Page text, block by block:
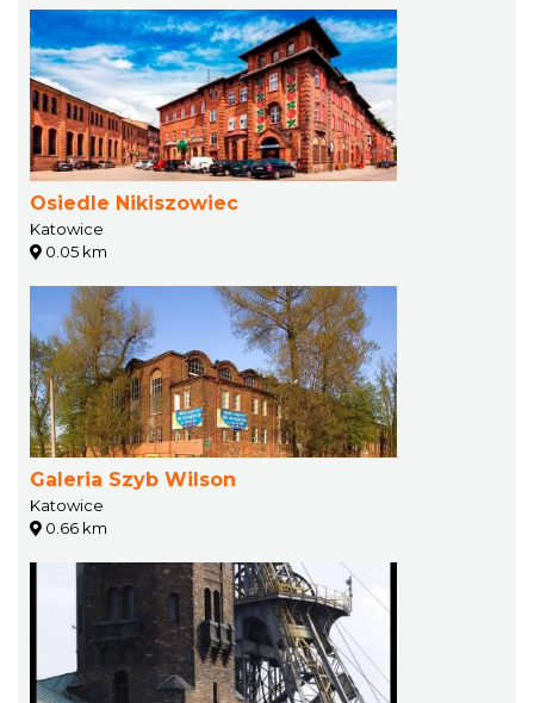
Osiedle Nikiszowiec
Katowice
0.05 km
Galeria Szyb Wilson
Katowice
0.66 km